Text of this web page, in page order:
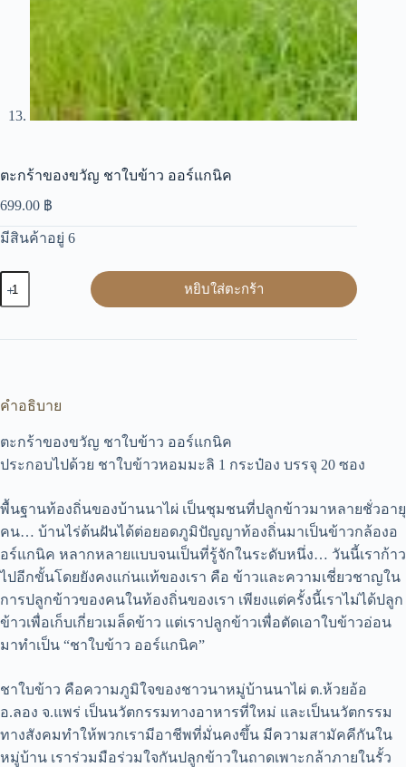
ตะกร้าของขวัญ ชาใบข้าว ออร์แกนิค
699.00 ฿
มีสินค้าอยู่ 6
จำนวน
ตะกร้า
ข้าว
ออร์แกนิ
ค
หยิบใส่ตะกร้า
คำอธิบาย
ตะกร้าของขวัญ ชาใบข้าว ออร์แกนิค
ประกอบไปด้วย ชาใบข้าวหอมมะลิ 1 กระป๋อง บรรจุ 20 ซอง
พื้นฐานท้องถิ่นของบ้านนาไผ่ เป็นชุมชนที่ปลูกข้าวมาหลายชั่วอายุ
คน… บ้านไร่ต้นฝันได้ต่อยอดภูมิปัญญาท้องถิ่นมาเป็นข้าวกล้องอ
อร์แกนิค หลากหลายแบบจนเป็นที่รู้จักในระดับหนึ่ง… วันนี้เราก้าว
ไปอีกขั้นโดยยังคงแก่นแท้ของเรา คือ ข้าวและความเชี่ยวชาญใน
การปลูกข้าวของคนในท้องถิ่นของเรา เพียงแต่ครั้งนี้เราไม่ได้ปลูก
ข้าวเพื่อเก็บเกี่ยวเมล็ดข้าว แต่เราปลูกข้าวเพื่อตัดเอาใบข้าวอ่อน
มาทำเป็น “ชาใบข้าว ออร์แกนิค”
ชาใบข้าว คือความภูมิใจของชาวนาหมู่บ้านนาไผ่ ต.ห้วยอ้อ
อ.ลอง จ.แพร่ เป็นนวัตกรรมทางอาหารที่ใหม่ และเป็นนวัตกรรม
ทางสังคมทำให้พวกเรามีอาชีพที่มั่นคงขึ้น มีความสามัคคีกันใน
หมู่บ้าน เราร่วมมือร่วมใจกันปลูกข้าวในถาดเพาะกล้าภายในรั้ว